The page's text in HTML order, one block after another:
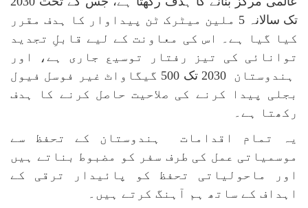
تک سالانہ 5 ملین میٹرک ٹن پیداوار کا ہدف مقرر
کیا گیا ہے۔ اس کی معاونت کے لیے قابلِ تجدید
توانائی کی تیز رفتار توسیع جاری ہے، اور
ہندوستان 2030 تک 500 گیگاواٹ غیر فوسل فیول
بجلی پیدا کرنے کی صلاحیت حاصل کرنے کا ہدف
رکھتا ہے۔
یہ تمام اقدامات ہندوستان کے تحفظ سے
موسمیاتی عمل کی طرف سفر کو مضبوط بناتے ہیں
اور ماحولیاتی تحفظ کو پائیدار ترقی کے
اہداف کے ساتھ ہم آہنگ کرتے ہیں۔